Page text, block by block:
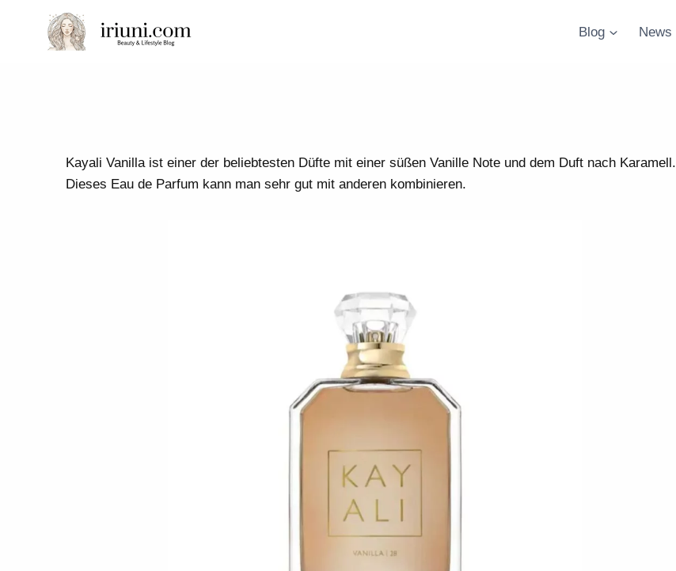
springen
Blog News
Kayali Vanilla ist einer der beliebtesten Düfte mit einer süßen Vanille Note und dem Duft nach Karamell.
Dieses Eau de Parfum kann man sehr gut mit anderen kombinieren.